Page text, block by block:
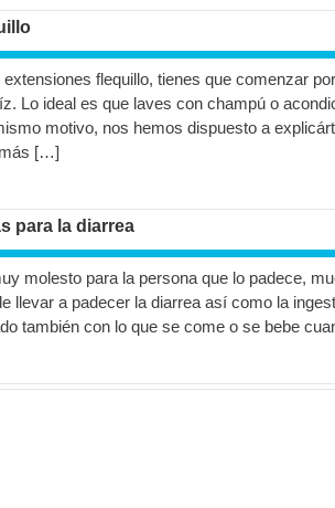
extensiones flequillo, tienes que comenzar
Lo ideal es que laves con champú o
motivo, nos hemos dispuesto a
más […]
para la diarrea
molesto para la persona que lo padece,
llevar a padecer la diarrea así como la
también con lo que se come o se bebe